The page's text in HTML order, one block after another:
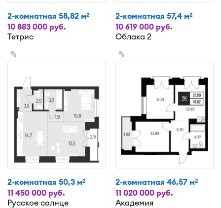
2-комнатная 58,82 м2
10 883 000 руб.
Тетрис
2-комнатная 57,4 м2
10 619 000 руб.
Облака 2
✎
2-комнатная 50,3 м2
11 450 000 руб.
Русское солнце
✎
2-комнатная 46,57 м2
11 020 000 руб.
Академия